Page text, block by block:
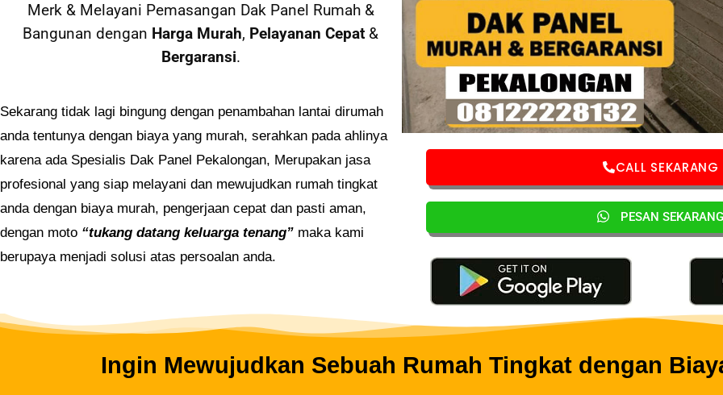
Merk & Melayani Pemasangan Dak Panel Rumah &
Bangunan dengan Harga Murah, Pelayanan Cepat &
Bergaransi.
Sekarang tidak lagi bingung dengan penambahan lantai dirumah
anda tentunya dengan biaya yang murah, serahkan pada ahlinya
karena ada Spesialis Dak Panel Pekalongan, Merupakan jasa
profesional yang siap melayani dan mewujudkan rumah tingkat
anda dengan biaya murah, pengerjaan cepat dan pasti aman,
dengan moto “tukang datang keluarga tenang” maka kami
berupaya menjadi solusi atas persoalan anda.
CALL SEKARANG
PESAN
Ingin Mewujudkan Sebuah Rumah Tingkat dengan